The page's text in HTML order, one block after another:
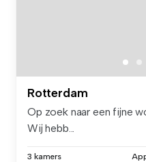
Rotterdam
Op zoek naar een fijne
Wij hebb...
3 kamers